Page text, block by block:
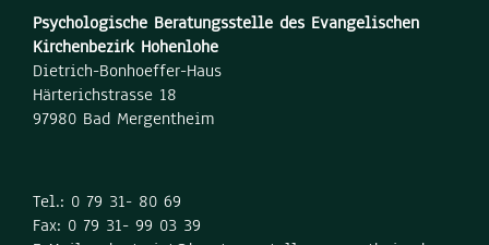
Psychologische Beratungsstelle des Evangelischen
Kirchenbezirk Hohenlohe
Dietrich-Bonhoeffer-Haus
Härterichstrasse 18
97980 Bad Mergentheim
Tel.: 0 79 31- 80 69
Fax: 0 79 31- 99 03 39